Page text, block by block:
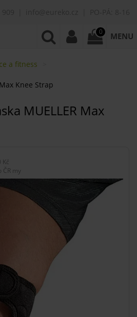
0 MENU
a fitness
Knee Strap
MUELLER Max
Kč
ČR my